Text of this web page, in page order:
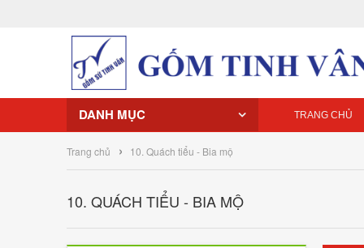
DANH MỤC TRANG CHỦ
Trang chủ › 10. Quách tiểu - Bia mộ
10. QUÁCH TIỂU - BIA MỘ